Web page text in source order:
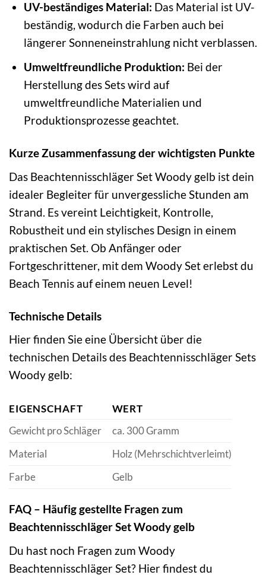
UV-beständiges Material: Das Material ist UV-
beständig, wodurch die Farben auch bei
längerer Sonneneinstrahlung nicht verblassen.
Umweltfreundliche Produktion: Bei der
Herstellung des Sets wird auf
umweltfreundliche Materialien und
Produktionsprozesse geachtet.
Kurze Zusammenfassung der wichtigsten Punkte
Das Beachtennisschläger Set Woody gelb ist dein
idealer Begleiter für unvergessliche Stunden am
Strand. Es vereint Leichtigkeit, Kontrolle,
Robustheit und ein stylisches Design in einem
praktischen Set. Ob Anfänger oder
Fortgeschrittener, mit dem Woody Set erlebst du
Beach Tennis auf einem neuen Level!
Technische Details
Hier finden Sie eine Übersicht über die
technischen Details des Beachtennisschläger Sets
Woody gelb:
EIGENSCHAFT
WERT
Gewicht pro Schläger
ca. 300 Gramm
Material
Holz (Mehrschichtverleimt)
Farbe
Gelb
FAQ – Häufig gestellte Fragen zum
Beachtennisschläger Set Woody gelb
Du hast noch Fragen zum Woody
Beachtennisschläger Set? Hier findest du